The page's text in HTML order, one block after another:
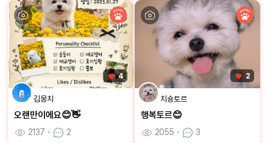
4
김뭉치
오랜만이에요😊👋
2137 ㆍ 2
2
치숑토르
행복토르😊
2055 ㆍ 3